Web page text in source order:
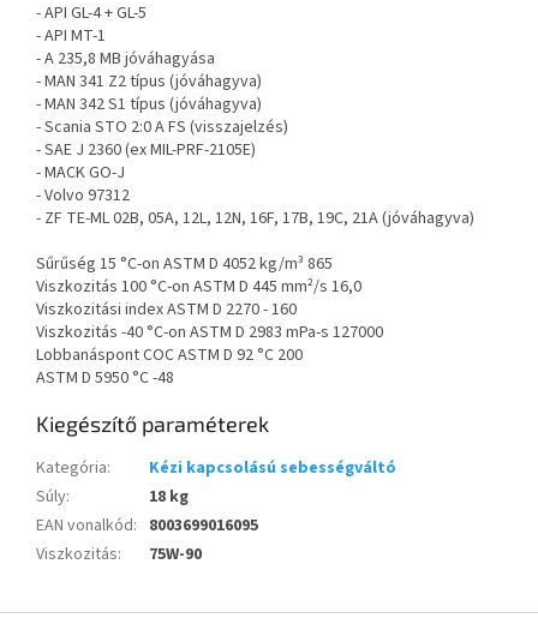
- API GL-4 + GL-5
- API MT-1
- A 235,8 MB jóváhagyása
- MAN 341 Z2 típus (jóváhagyva)
- MAN 342 S1 típus (jóváhagyva)
- Scania STO 2:0 A FS (visszajelzés)
- SAE J 2360 (ex MIL-PRF-2105E)
- MACK GO-J
- Volvo 97312
- ZF TE-ML 02B, 05A, 12L, 12N, 16F, 17B, 19C, 21A (jóváhagyva)
Sűrűség 15 °C-on ASTM D 4052 kg/m³ 865
Viszkozitás 100 °C-on ASTM D 445 mm²/s 16,0
Viszkozitási index ASTM D 2270 - 160
Viszkozitás -40 °C-on ASTM D 2983 mPa-s 127000
Lobbanáspont COC ASTM D 92 °C 200
ASTM D 5950 °C -48
Kiegészítő paraméterek
Kategória:
Kézi kapcsolású sebességváltó
Súly:
18 kg
EAN vonalkód: 8003699016095
Viszkozitás: 75W-90